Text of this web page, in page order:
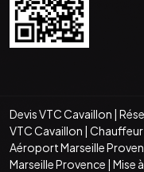
Devis VTC Cavaillon |
VTC Cavaillon | Chauffeur
Aéroport Marseille
Marseille Provence | Mise